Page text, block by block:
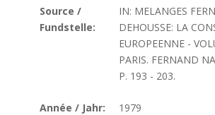
Source /
Fundstelle:
IN: MELANGES
DEHOUSSE: LA
EUROPEENNE -
PARIS. FERNAND
P. 193 - 203.
Année / Jahr: 1979